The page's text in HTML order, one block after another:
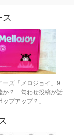
ーズ「メロジョイ」9
か？ 匂わせ投稿が話
プアップ？」